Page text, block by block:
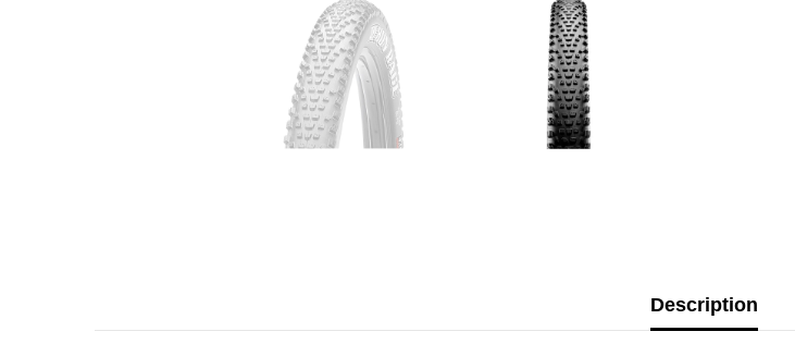
Description